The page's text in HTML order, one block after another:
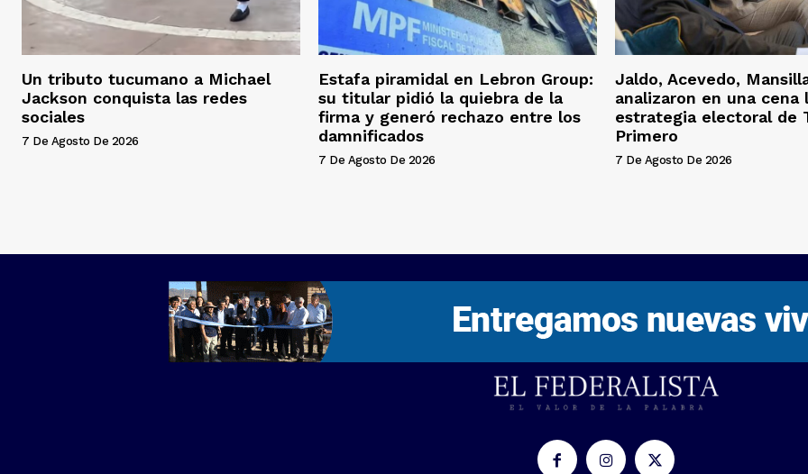
Un tributo tucumano a Michael
Jackson conquista las redes
sociales
7 De Agosto De 2026
Estafa piramidal en Lebron Group:
su titular pidió la quiebra de la
firma y generó rechazo entre los
damnificados
7 De Agosto De 2026
Jaldo, Acevedo,
analizaron en una cena
estrategia electoral de
Primero
7 De Agosto De 2026